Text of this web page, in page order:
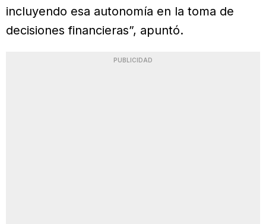
incluyendo esa autonomía en la toma de
decisiones financieras”, apuntó.
PUBLICIDAD